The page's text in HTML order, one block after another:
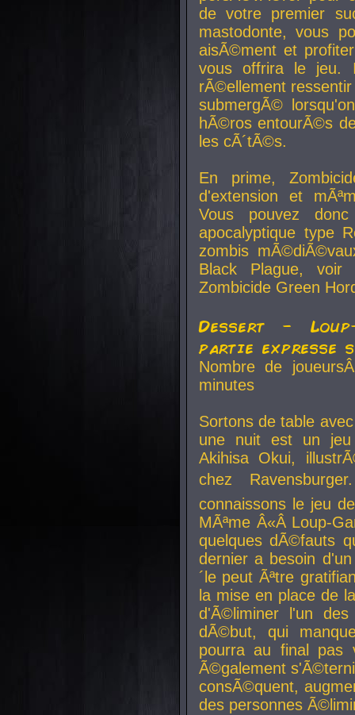
de votre premier
mastodonte, vous
aisÃ©ment et
vous offrira le jeu.
rÃ©ellement
submergÃ©
hÃ©ros entourÃ©s
les cÃ´tÃ©s.
En prime,
d'extension et
Vous pouvez
apocalyptique type
zombis
Black Plague,
Zombicide Green
Dessert -
partie expresse
Nombre de
minutes
Sortons de table
une nuit est un
Akihisa Okui,
chez
connaissons le jeu
MÃªme Â«Â Loup-
quelques dÃ©fauts
dernier a besoin
´le peut Ãªtre
la mise en place de
d'Ã©liminer l'un
dÃ©but, qui
pourra au final pas
Ã©galement
consÃ©quent,
des personnes